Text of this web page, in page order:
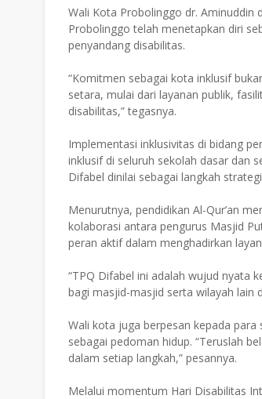
Wali Kota Probolinggo dr. Aminuddin
Probolinggo telah menetapkan diri
penyandang disabilitas.
“Komitmen sebagai kota inklusif
setara, mulai dari layanan publik,
disabilitas,” tegasnya.
Implementasi inklusivitas di bidang
inklusif di seluruh sekolah dasar dan
Difabel dinilai sebagai langkah
Menurutnya, pendidikan Al-Qur’an
kolaborasi antara pengurus Masjid
peran aktif dalam menghadirkan
“TPQ Difabel ini adalah wujud nyata
bagi masjid-masjid serta wilayah lain
Wali kota juga berpesan kepada
sebagai pedoman hidup. “Teruslah
dalam setiap langkah,” pesannya.
Melalui momentum Hari Disabilitas